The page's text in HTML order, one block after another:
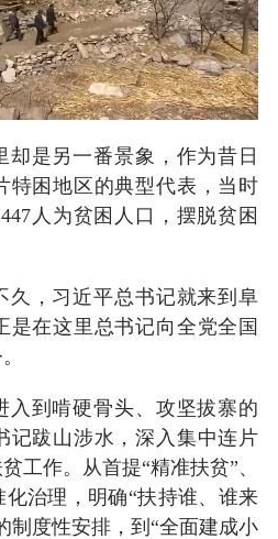
却是另一番景象，作为昔日
困地区的典型代表，当时
人为贫困人口，摆脱贫困
久，习近平总书记就来到阜
是在这里总书记向全党全国
入到啃硬骨头、攻坚拔寨的
记跋山涉水，深入集中连片
工作。从首提“精准扶贫”、
治理，明确“扶持谁、谁来
制度性安排，到“全面建成小